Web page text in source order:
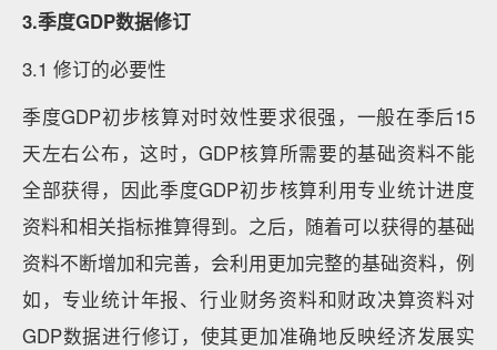
3.季度GDP数据修订
3.1 修订的必要性
季度GDP初步核算对时效性要求很强，一般在季后15
天左右公布，这时，GDP核算所需要的基础资料不能
全部获得，因此季度GDP初步核算利用专业统计进度
资料和相关指标推算得到。之后，随着可以获得的基础
资料不断增加和完善，会利用更加完整的基础资料，例
如，专业统计年报、行业财务资料和财政决算资料对
GDP数据进行修订，使其更加准确地反映经济发展实